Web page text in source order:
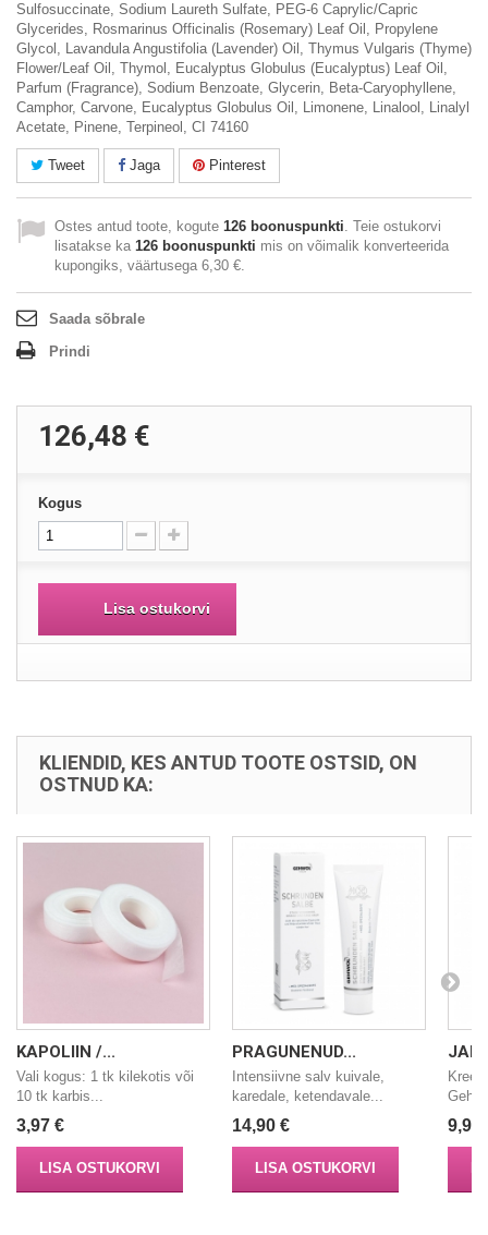
Sulfosuccinate, Sodium Laureth Sulfate, PEG-6 Caprylic/Capric
Glycerides, Rosmarinus Officinalis (Rosemary) Leaf Oil, Propylene
Glycol, Lavandula Angustifolia (Lavender) Oil, Thymus Vulgaris (Thyme)
Flower/Leaf Oil, Thymol, Eucalyptus Globulus (Eucalyptus) Leaf Oil,
Parfum (Fragrance), Sodium Benzoate, Glycerin, Beta-Caryophyllene,
Camphor, Carvone, Eucalyptus Globulus Oil, Limonene, Linalool, Linalyl
Acetate, Pinene, Terpineol, CI 74160
Tweet Jaga Pinterest
Ostes antud toote, kogute 126 boonuspunkti. Teie ostukorvi
lisatakse ka 126 boonuspunkti mis on võimalik konverteerida
kupongiks, väärtusega 6,30 €.
Saada sõbrale
Prindi
126,48 €
Kogus
Lisa ostukorvi
KLIENDID, KES ANTUD TOOTE OSTSID, ON
OSTNUD KA:
KAPOLIIN /...
Vali kogus: 1 tk kilekotis või
10 tk karbis...
3,97 €
LISA OSTUKORVI
PRAGUNENUD...
Intensiivne salv kuivale,
karedale, ketendavale...
14,90 €
LISA OSTUKORVI
9,90